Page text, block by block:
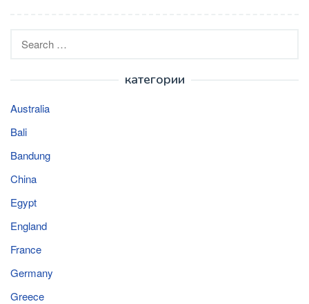
for:
категории
Australia
Bali
Bandung
China
Egypt
England
France
Germany
Greece